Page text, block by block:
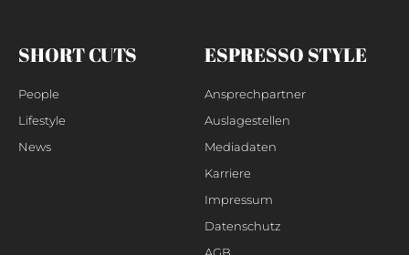
SHORT CUTS
People
Lifestyle
News
ESPRESSO STYLE
Ansprechpartner
Auslagestellen
Mediadaten
Karriere
Impressum
Datenschutz